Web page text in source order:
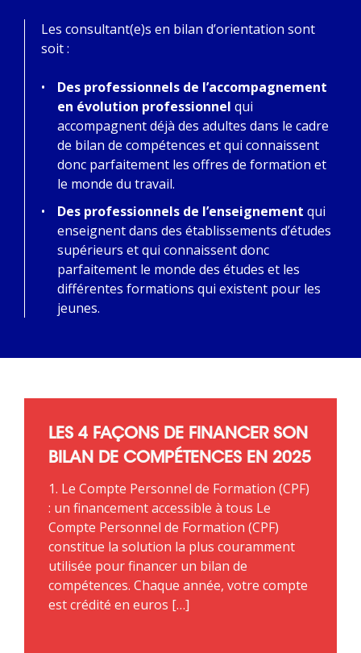
Les consultant(e)s en bilan d’orientation sont
soit :
Des professionnels de l’accompagnement
en évolution professionnel qui
accompagnent déjà des adultes dans le cadre
de bilan de compétences et qui connaissent
donc parfaitement les offres de formation et
le monde du travail.
Des professionnels de l’enseignement qui
enseignent dans des établissements d’études
supérieurs et qui connaissent donc
parfaitement le monde des études et les
différentes formations qui existent pour les
jeunes.
LES 4 FAÇONS DE FINANCER SON
BILAN DE COMPÉTENCES EN 2025
1. Le Compte Personnel de Formation (CPF)
: un financement accessible à tous Le
Compte Personnel de Formation (CPF)
constitue la solution la plus couramment
utilisée pour financer un bilan de
compétences. Chaque année, votre compte
est crédité en euros […]